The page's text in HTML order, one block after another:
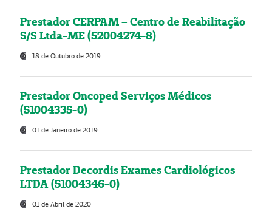
Prestador CERPAM – Centro de Reabilitação
S/S Ltda-ME (52004274-8)
18 de Outubro de 2019
Prestador Oncoped Serviços Médicos
(51004335-0)
01 de Janeiro de 2019
Prestador Decordis Exames Cardiológicos
LTDA (51004346-0)
01 de Abril de 2020